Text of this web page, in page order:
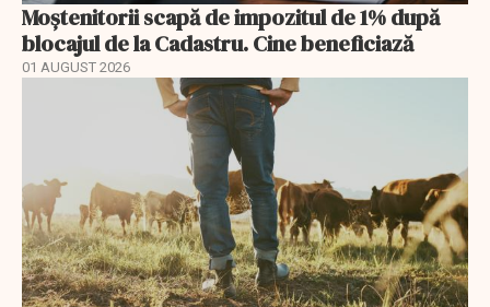
Moștenitorii scapă de impozitul de 1% după
blocajul de la Cadastru. Cine beneficiază
01 AUGUST 2026